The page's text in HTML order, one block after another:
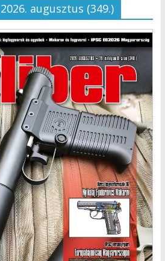
augusztus (349.)